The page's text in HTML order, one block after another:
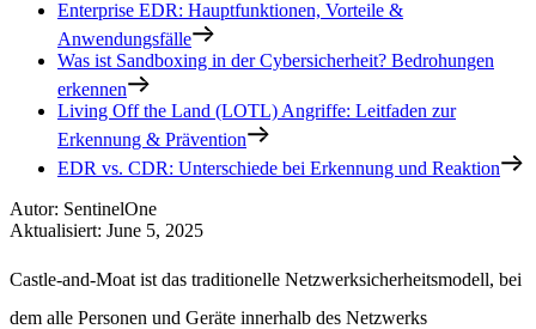
Enterprise EDR: Hauptfunktionen, Vorteile &
Anwendungsfälle
Was ist Sandboxing in der Cybersicherheit? Bedrohungen
erkennen
Living Off the Land (LOTL) Angriffe: Leitfaden zur
Erkennung & Prävention
EDR vs. CDR: Unterschiede bei Erkennung und Reaktion
Autor: SentinelOne
Aktualisiert: June 5, 2025
Castle-and-Moat ist das traditionelle Netzwerksicherheitsmodell, bei
dem alle Personen und Geräte innerhalb des Netzwerks